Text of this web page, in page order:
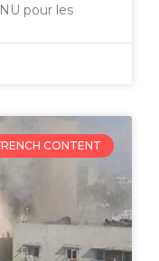
pour les
CONTENT